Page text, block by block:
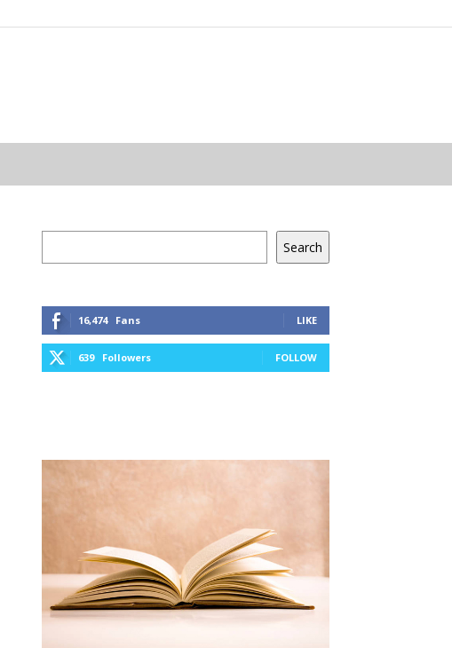
Search
16,474 Fans LIKE
639 Followers FOLLOW